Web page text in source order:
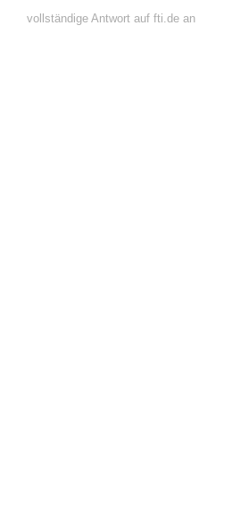
vollständige Antwort auf fti.de an